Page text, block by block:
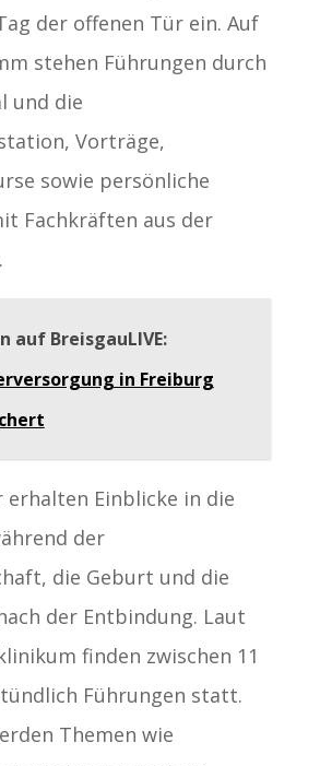
der offenen Tür ein. Auf
stehen Führungen durch
und die
Vorträge,
sowie persönliche
Fachkräften aus der
auf BreisgauLIVE:
in Freiburg
erhalten Einblicke in die
der
die Geburt und die
der Entbindung. Laut
finden zwischen 11
Führungen statt.
Themen wie